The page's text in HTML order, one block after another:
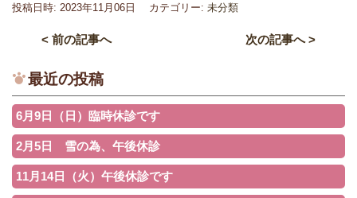
投稿日時: 2023年11月06日 カテゴリー: 未分類
< 前の記事へ 次の記事へ >
最近の投稿
6月9日（日）臨時休診です
2月5日 雪の為、午後休診
11月14日（火）午後休診です